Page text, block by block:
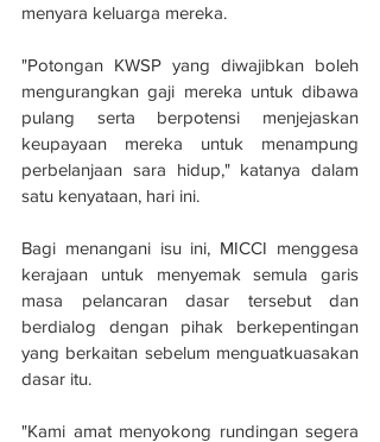
menyara keluarga mereka.
"Potongan KWSP yang diwajibkan boleh
mengurangkan gaji mereka untuk dibawa
pulang serta berpotensi menjejaskan
keupayaan mereka untuk menampung
perbelanjaan sara hidup," katanya dalam
satu kenyataan, hari ini.
Bagi menangani isu ini, MICCI menggesa
kerajaan untuk menyemak semula garis
masa pelancaran dasar tersebut dan
berdialog dengan pihak berkepentingan
yang berkaitan sebelum menguatkuasakan
dasar itu.
"Kami amat menyokong rundingan segera